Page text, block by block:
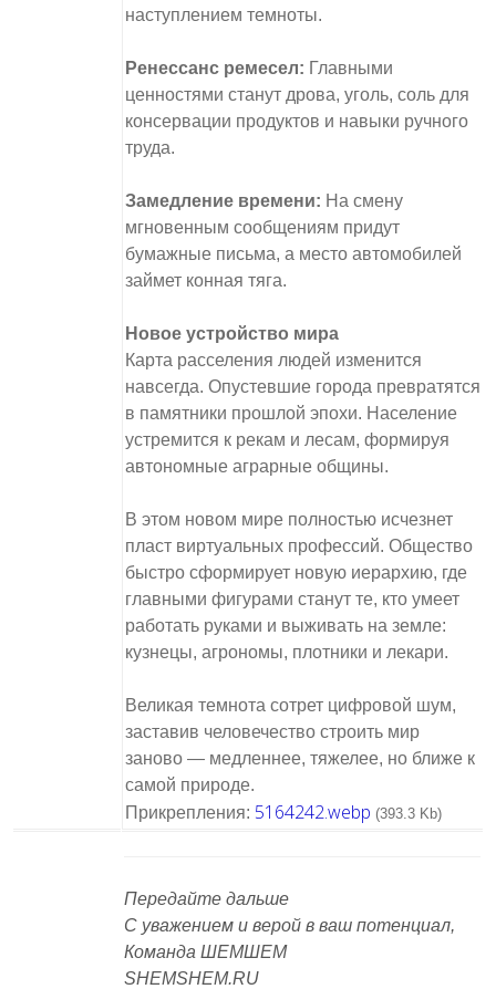
наступлением темноты.
Ренессанс ремесел: Главными
ценностями станут дрова, уголь, соль для
консервации продуктов и навыки ручного
труда.
Замедление времени: На смену
мгновенным сообщениям придут
бумажные письма, а место автомобилей
займет конная тяга.
Новое устройство мира
Карта расселения людей изменится
навсегда. Опустевшие города превратятся
в памятники прошлой эпохи. Население
устремится к рекам и лесам, формируя
автономные аграрные общины.
В этом новом мире полностью исчезнет
пласт виртуальных профессий. Общество
быстро сформирует новую иерархию, где
главными фигурами станут те, кто умеет
работать руками и выживать на земле:
кузнецы, агрономы, плотники и лекари.
Великая темнота сотрет цифровой шум,
заставив человечество строить мир
заново — медленнее, тяжелее, но ближе к
самой природе.
Прикрепления: 5164242.webp (393.3 Kb)
Передайте дальше
С уважением и верой в ваш потенциал,
Команда ШЕМШЕМ
SHEMSHEM.RU